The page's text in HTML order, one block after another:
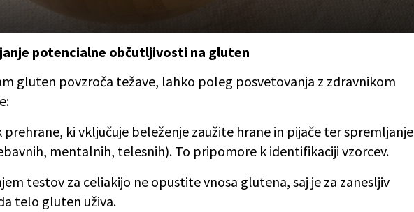
potencialne občutljivosti na gluten
gluten povzroča težave, lahko poleg posvetovanja z zdravnikom
prehrane, ki vključuje beleženje zaužite hrane in pijače ter spremljanje
mentalnih, telesnih). To pripomore k identifikaciji vzorcev.
testov za celiakijo ne opustite vnosa glutena, saj je za zanesljiv
telo gluten uživa.